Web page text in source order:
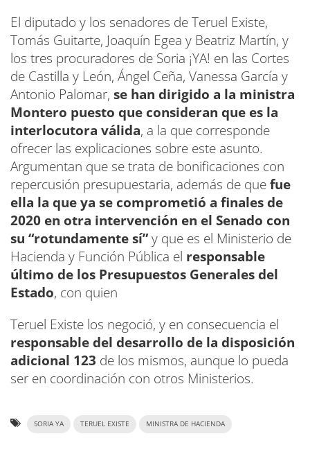
El diputado y los senadores de Teruel Existe,
Tomás Guitarte, Joaquín Egea y Beatriz Martín, y
los tres procuradores de Soria ¡YA! en las Cortes
de Castilla y León, Ángel Ceña, Vanessa García y
Antonio Palomar, se han dirigido a la ministra
Montero puesto que consideran que es la
interlocutora válida, a la que corresponde
ofrecer las explicaciones sobre este asunto.
Argumentan que se trata de bonificaciones con
repercusión presupuestaria, además de quefue
ella la que ya se comprometió a finales de
2020 en otra intervención en el Senado con
su “rotundamente sí”y que es el Ministerio de
Hacienda y Función Pública el responsable
último de los Presupuestos Generales del
Estado, con quien
Teruel Existe los negoció, y en consecuencia el
responsable del desarrollo de la disposición
adicional 123 de los mismos, aunque lo pueda
ser en coordinación con otros Ministerios.
SORIA YA TERUEL EXISTE MINISTRA DE HACIENDA